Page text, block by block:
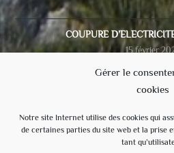
Gérer le
cookies
Notre site Internet utilise des cookies qui
de certaines parties du site web et la prise
tant
COUPURE
15 février
Video du conseil
Ecole